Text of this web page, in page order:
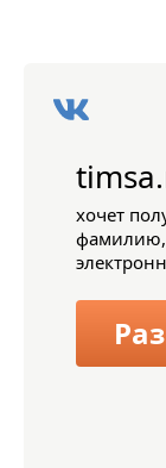
хочет
фамилию,